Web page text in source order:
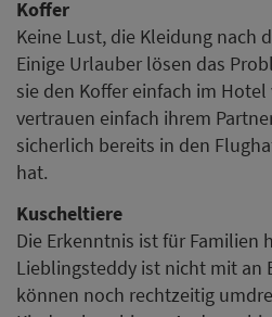
Koffer
Keine Lust, die Kleidung nach
Einige Urlauber lösen das
sie den Koffer einfach im Hotel
vertrauen einfach ihrem
sicherlich bereits in den
hat.
Kuscheltiere
Die Erkenntnis ist für Familien
Lieblingsteddy ist nicht mit an
können noch rechtzeitig